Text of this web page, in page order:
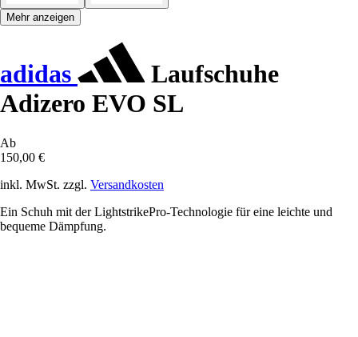
Mehr anzeigen
adidas
Laufschuhe
Adizero EVO SL
Ab
150,00 €
inkl. MwSt. zzgl. Versandkosten
Ein Schuh mit der LightstrikePro-Technologie für eine leichte und
bequeme Dämpfung.